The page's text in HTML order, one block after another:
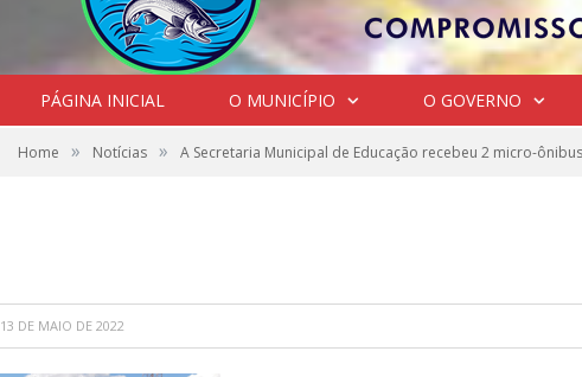
PÁGINA INICIAL O MUNICÍPIO O GOVERNO
Home » Notícias » A Secretaria Municipal de Educação recebeu 2 micro-
13 DE MAIO DE 2022